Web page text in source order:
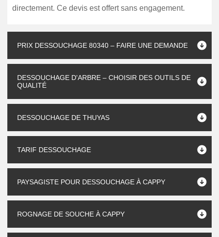
directement. Ce devis est offert sans engagement.
PRIX DESSOUCHAGE 80340 – FAIRE UNE DEMANDE
DESSOUCHAGE D'ARBRE – CHOISIR DES OUTILS DE
QUALITÉ
DESSOUCHAGE DE THUYAS
TARIF DESSOUCHAGE
PAYSAGISTE POUR DESSOUCHAGE À CAPPY
ROGNAGE DE SOUCHE À CAPPY